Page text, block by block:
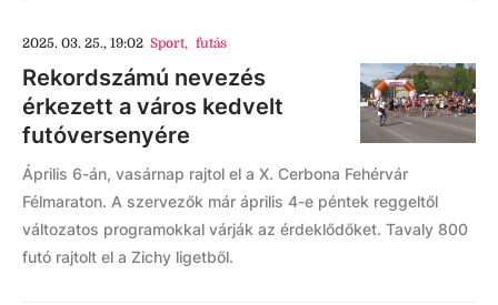
2025. 03. 25., 19:02 Sport, futás
Rekordszámú nevezés
érkezett a város kedvelt
futóversenyére
Április 6-án, vasárnap rajtol el a X. Cerbona Fehérvár
Félmaraton. A szervezők már április 4-e péntek reggeltől
változatos programokkal várják az érdeklődőket. Tavaly 800
futó rajtolt el a Zichy ligetből.